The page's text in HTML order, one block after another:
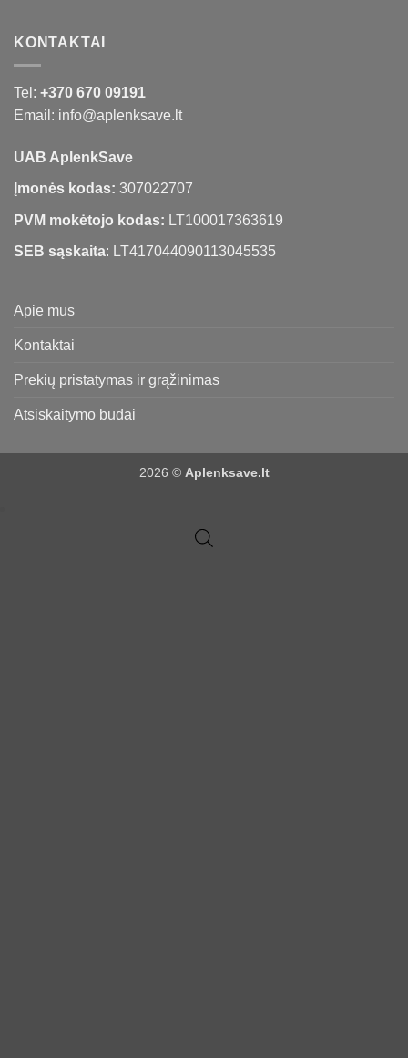
KONTAKTAI
Tel: +370 670 09191
Email: info@aplenksave.lt
UAB AplenkSave
Įmonės kodas: 307022707
PVM mokėtojo kodas: LT100017363619
SEB sąskaita: LT417044090113045535
Apie mus
Kontaktai
Prekių pristatymas ir grąžinimas
Atsiskaitymo būdai
2026 © Aplenksave.lt